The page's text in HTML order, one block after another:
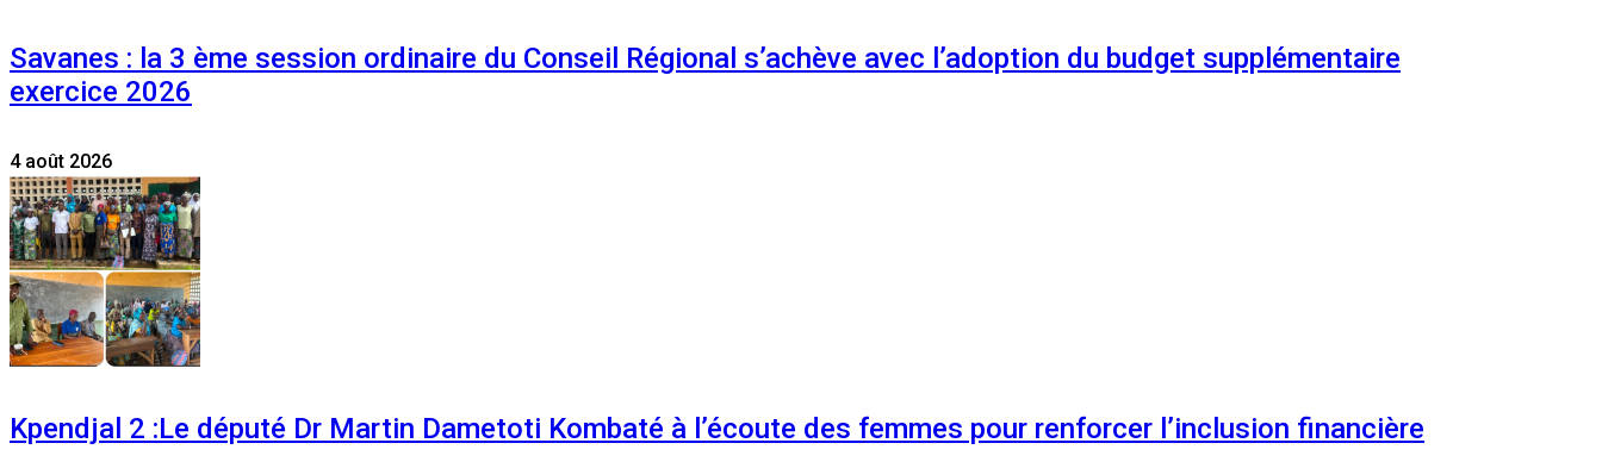
Savanes : la 3 ème session ordinaire du Conseil Régional s’achève avec l’adoption du budget supplémentaire
exercice 2026
4 août 2026
Kpendjal 2 :Le député Dr Martin Dametoti Kombaté à l’écoute des femmes pour renforcer l’inclusion financière